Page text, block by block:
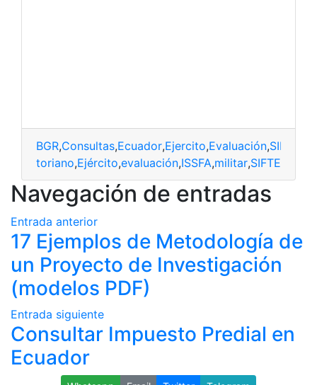
BGR,Consultas,Ecuador,Ejercito,Evaluación,SIFTE
ecuatoriano,Ejército,evaluación,ISSFA,militar,SIFTE
Navegación de entradas
Entrada anterior
17 Ejemplos de Metodología de
un Proyecto de Investigación
(modelos PDF)
Entrada siguiente
Consultar Impuesto Predial en
Ecuador